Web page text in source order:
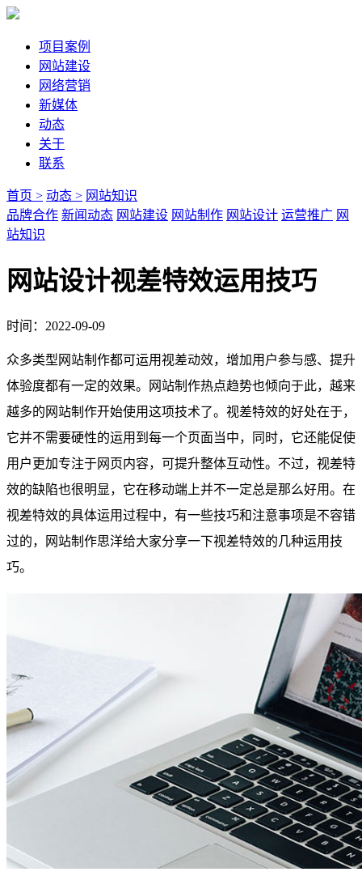
项目案例
网站建设
网络营销
新媒体
动态
关于
联系
首页 > 动态 > 网站知识
品牌合作 新闻动态 网站建设 网站制作 网站设计 运营推广 网
站知识
网站设计视差特效运用技巧
时间：2022-09-09
众多类型网站制作都可运用视差动效，增加用户参与感、提升
体验度都有一定的效果。网站制作热点趋势也倾向于此，越来
越多的网站制作开始使用这项技术了。视差特效的好处在于，
它并不需要硬性的运用到每一个页面当中，同时，它还能促使
用户更加专注于网页内容，可提升整体互动性。不过，视差特
效的缺陷也很明显，它在移动端上并不一定总是那么好用。在
视差特效的具体运用过程中，有一些技巧和注意事项是不容错
过的，网站制作思洋给大家分享一下视差特效的几种运用技
巧。